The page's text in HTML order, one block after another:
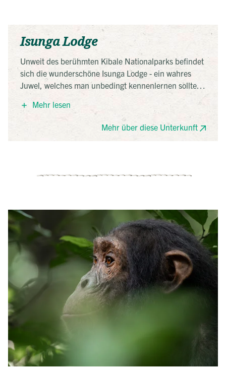
Isunga Lodge
Unweit des berühmten Kibale Nationalparks befindet
sich die wunderschöne Isunga Lodge - ein wahres
Juwel, welches man unbedingt kennenlernen sollte.
Die Ausblicke über den Kibale Nationalpark bis hin
zum Queen-Elizabeth Nationalpark und dem
Ruwenzori Gebirge sind einfach atemberaubend und
werden Sie sicher so schnell nicht vergessen. Die
Mehr lesen
Mehr über diese Unterkunft